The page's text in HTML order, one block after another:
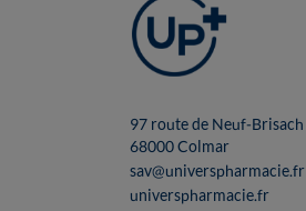
97 route de Neuf-Brisach
68000 Colmar
sav@universpharmacie.fr
universpharmacie.fr